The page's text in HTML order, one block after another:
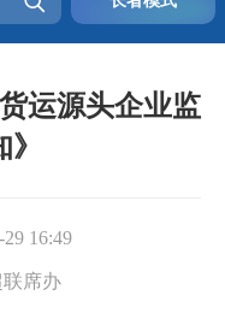
运源头企业监
29 16:49
席办